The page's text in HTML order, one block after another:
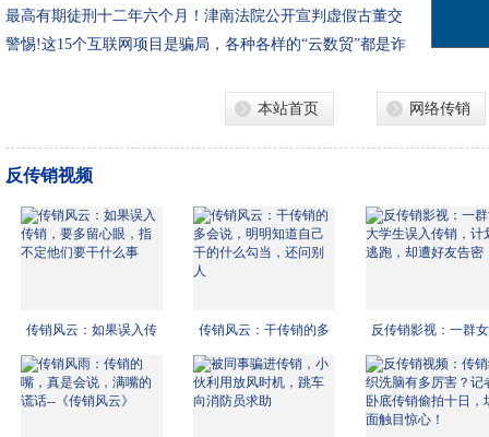
最高有期徒刑十二年六个月！津南法院公开宣判虚假古董交
易诈骗案
警惕!这15个互联网项目是骗局，各种各样的“云数贸”都是诈
本站首页 网络传销
反传销视频
传销风云：如果误入传
传销风云：干传销的多
反传销影视：一群